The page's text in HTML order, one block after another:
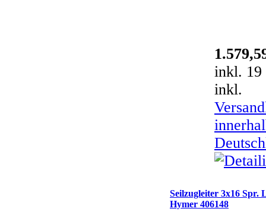
inkl. 19
inkl.
Seilzugleiter 3x16 Spr.
Hymer 406148